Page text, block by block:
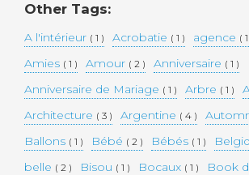
Other Tags:
A l'intérieur ( 1 ) Acrobatie ( 1 ) agence (
Amies ( 1 ) Amour ( 2 ) Anniversaire ( 1 )
Anniversaire de Mariage ( 1 ) Arbre ( 1 )
Architecture ( 3 ) Argentine ( 4 )
Ballons ( 1 ) Bébé ( 2 ) Bébés ( 1 )
belle ( 2 ) Bisou ( 1 ) Bocaux ( 1 ) Book